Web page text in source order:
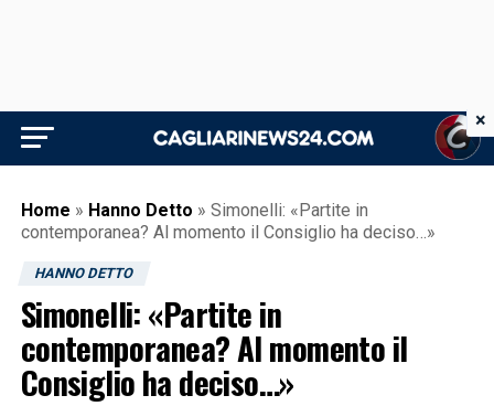
Home » Hanno Detto » Simonelli: «Partite in
contemporanea? Al momento il Consiglio ha deciso…»
HANNO DETTO
Simonelli: «Partite in
contemporanea? Al momento il
Consiglio ha deciso…»
×